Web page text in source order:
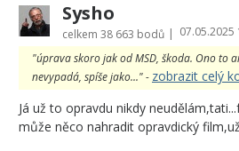
Sysho
celkem 38 663 bodů | 07.05.2025
"úprava skoro jak od MSD, škoda. Ono to
nevypadá, spíše jako..." - zobrazit celý
Já už to opravdu nikdy
může něco nahradit opravdický